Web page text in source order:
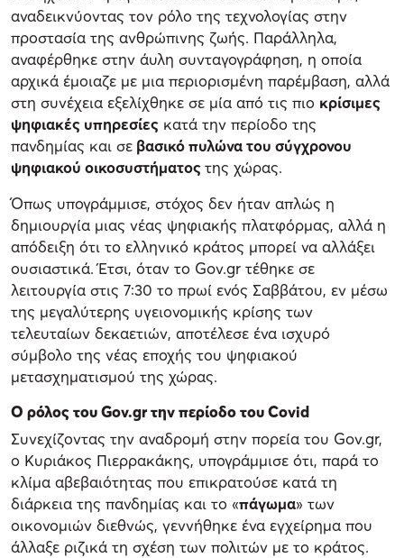
αναδεικνύοντας τον ρόλο της τεχνολογίας στην
προστασία της ανθρώπινης ζωής. Παράλληλα,
αναφέρθηκε στην άυλη συνταγογράφηση, η οποία
αρχικά έμοιαζε με μια περιορισμένη παρέμβαση, αλλά
στη συνέχεια εξελίχθηκε σε μία από τις πιο κρίσιμες
ψηφιακές υπηρεσίες κατά την περίοδο της
πανδημίας και σε βασικό πυλώνα του σύγχρονου
ψηφιακού οικοσυστήματοςτης χώρας.
Όπως υπογράμμισε, στόχος δεν ήταν απλώς η
δημιουργία μιας νέας ψηφιακής πλατφόρμας, αλλά η
απόδειξη ότι το ελληνικό κράτος μπορεί να αλλάξει
ουσιαστικά. Έτσι, όταν το Gov.gr τέθηκε σε
λειτουργία στις 7:30 το πρωί ενός Σαββάτου, εν μέσω
της μεγαλύτερης υγειονομικής κρίσης των
τελευταίων δεκαετιών, αποτέλεσε ένα ισχυρό
σύμβολο της νέας εποχής του ψηφιακού
μετασχηματισμού της χώρας.
Ο ρόλος του Gov.gr την περίοδο του Covid
Συνεχίζοντας την αναδρομή στην πορεία του Gov.gr,
ο Κυριάκος Πιερρακάκης, υπογράμμισε ότι, παρά το
κλίμα αβεβαιότητας που επικρατούσε κατά τη
διάρκεια της πανδημίας και το «πάγωμα» των
οικονομιών διεθνώς, γεννήθηκε ένα εγχείρημα που
άλλαξε ριζικά τη σχέση των πολιτών με το κράτος.